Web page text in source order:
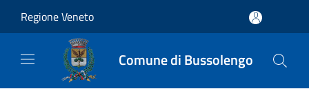
Regione Veneto
Comune di Bussolengo